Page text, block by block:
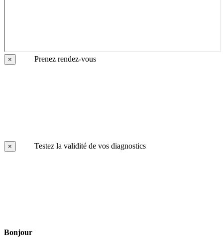
× Prenez rendez-vous
× Testez la validité de vos diagnostics
Bonjour